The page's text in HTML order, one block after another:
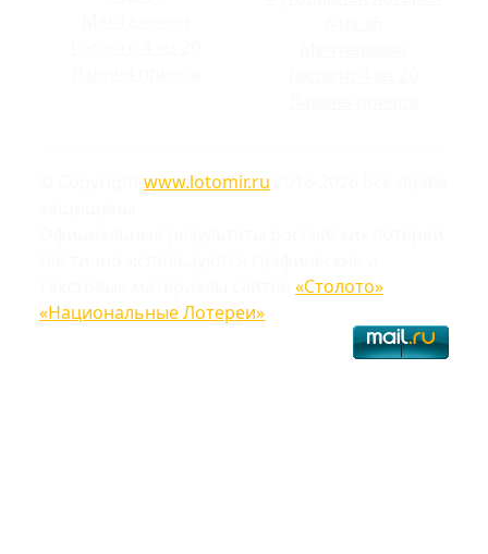
www.lotomir.ru
«Столото»
«Национальные Лотереи»